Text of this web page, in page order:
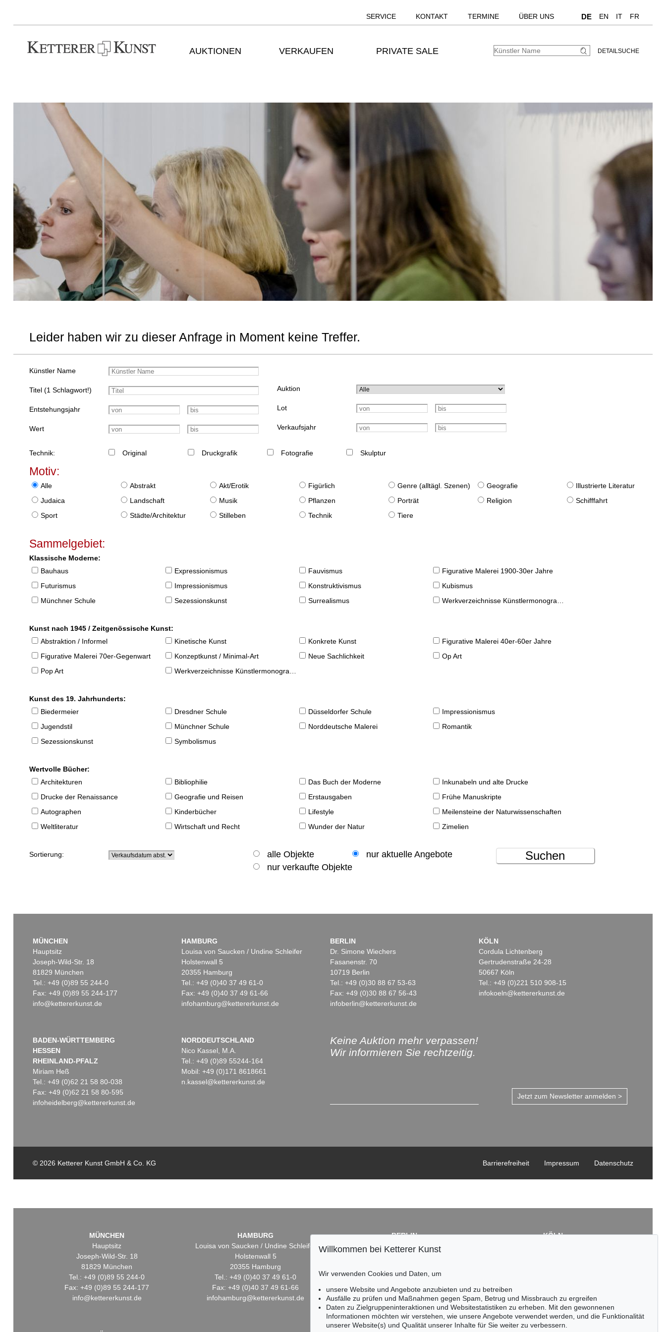
SERVICE KONTAKT TERMINE ÜBER UNS DE EN IT FR
AUKTIONEN VERKAUFEN PRIVATE SALE DETAILSUCHE
Leider haben wir zu dieser Anfrage in Moment keine Treffer.
Künstler Name
Titel (1 Schlagwort!)
Entstehungsjahr
Wert
Auktion
Lot
Verkaufsjahr
Technik: Original Druckgrafik Fotografie Skulptur
Motiv:
Alle Abstrakt Akt/Erotik Figürlich Genre (alltägl. Szenen) Geografie
Illustrierte Literatur
Judaica
Landschaft Musik Pflanzen Porträt Religion
Schifffahrt
Sport
Städte/Architektur Stilleben Technik Tiere
Sammelgebiet:
Klassische Moderne:
Bauhaus
Expressionismus Fauvismus
Figurative Malerei 1900-30er Jahre
Futurismus
Impressionismus Konstruktivismus
Kubismus
Münchner Schule
Sezessionskunst Surrealismus Werkverzeichnisse Künstlermonographien
Kunst nach 1945 / Zeitgenössische Kunst:
Abstraktion / Informel
Kinetische Kunst Konkrete Kunst
Figurative Malerei 40er-60er Jahre
Figurative Malerei 70er-Gegenwart
Konzeptkunst / Minimal-Art Neue Sachlichkeit
Op Art
Pop Art
Werkverzeichnisse Künstlermonographien
Kunst des 19. Jahrhunderts:
Biedermeier
Dresdner Schule Düsseldorfer Schule
Impressionismus
Jugendstil
Münchner Schule Norddeutsche Malerei
Romantik
Sezessionskunst
Symbolismus
Wertvolle Bücher:
Architekturen
Bibliophilie Das Buch der Moderne
Inkunabeln und alte Drucke
Drucke der Renaissance
Geografie und Reisen Erstausgaben
Frühe Manuskripte
Autographen
Kinderbücher Lifestyle
Meilensteine der Naturwissenschaften
Weltliteratur
Wirtschaft und Recht Wunder der Natur Zimelien
Sortierung: alle Objekte
nur aktuelle Angebote
nur verkaufte Objekte
Suchen
MÜNCHEN
Hauptsitz
Joseph-Wild-Str. 18
81829 München
Tel.: +49 (0)89 55 244-0
Fax: +49 (0)89 55 244-177
info@kettererkunst.de
HAMBURG
Louisa von Saucken / Undine Schleifer
Holstenwall 5
20355 Hamburg
Tel.: +49 (0)40 37 49 61-0
Fax: +49 (0)40 37 49 61-66
infohamburg@kettererkunst.de
BERLIN
Dr. Simone Wiechers
Fasanenstr. 70
10719 Berlin
Tel.: +49 (0)30 88 67 53-63
Fax: +49 (0)30 88 67 56-43
infoberlin@kettererkunst.de
KÖLN
Cordula Lichtenberg
Gertrudenstraße 24-28
50667 Köln
Tel.: +49 (0)221 510 908-15
infokoeln@kettererkunst.de
BADEN-WÜRTTEMBERG
HESSEN
RHEINLAND-PFALZ
Miriam Heß
Tel.: +49 (0)62 21 58 80-038
Fax: +49 (0)62 21 58 80-595
infoheidelberg@kettererkunst.de
NORDDEUTSCHLAND
Nico Kassel, M.A.
Tel.: +49 (0)89 55244-164
Mobil: +49 (0)171 8618661
n.kassel@kettererkunst.de
Keine Auktion mehr verpassen!
Wir informieren Sie rechtzeitig.
Jetzt zum Newsletter anmelden >
© 2026 Ketterer Kunst GmbH & Co. KG Datenschutz
Impressum
Barrierefreiheit
MÜNCHEN
Hauptsitz
Joseph-Wild-Str. 18
81829 München
Tel.: +49 (0)89 55 244-0
Fax: +49 (0)89 55 244-177
info@kettererkunst.de
HAMBURG
Louisa von Saucken / Undine Schleifer
Holstenwall 5
20355 Hamburg
Tel.: +49 (0)40 37 49 61-0
Fax: +49 (0)40 37 49 61-66
infohamburg@kettererkunst.de
BERLIN
Dr. Simone Wiechers
Tel.: +49 (0)30 88 67 53-63
Fax: +49 (0)30 88 67 56-43
infoberlin@kettererkunst.de
KÖLN
infokoeln@kettererkunst.de
Willkommen bei Ketterer Kunst
Wir verwenden Cookies und Daten, um
unsere Website und Angebote anzubieten und zu betreiben
Ausfälle zu prüfen und Maßnahmen gegen Spam, Betrug und Missbrauch zu ergreifen
Daten zu Zielgruppeninteraktionen und Websitestatistiken zu erheben. Mit den gewonnenen
Informationen möchten wir verstehen, wie unsere Angebote verwendet werden, und die Funktionalität
unserer Website(s) und Qualität unserer Inhalte für Sie weiter zu verbessern.